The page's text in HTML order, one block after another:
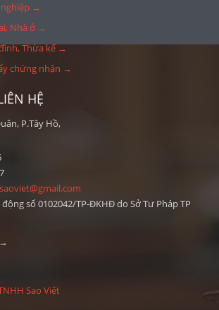
nghiệp →
Nhà ở →
Thừa kế →
chứng nhận →
HỆ
P.Tây Hồ,
số 0102042/TP-ĐKHĐ do Sở Tư Pháp TP
→
Sao Việt